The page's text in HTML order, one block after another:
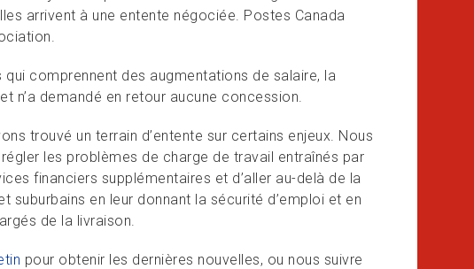
arrivent à une entente négociée. Postes Canada
comprennent des augmentations de salaire, la
n’a demandé en retour aucune concession.
trouvé un terrain d’entente sur certains enjeux. Nous
les problèmes de charge de travail entraînés par
financiers supplémentaires et d’aller au-delà de la
suburbains en leur donnant la sécurité d’emploi et en
de la livraison.
pour obtenir les dernières nouvelles, ou nous suivre